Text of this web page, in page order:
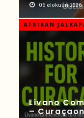
06 elokuun 2026
AFRIKAN
Livano
–